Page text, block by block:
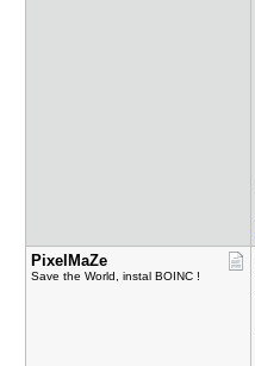
PixelMaZe
Save the World, instal BOINC !